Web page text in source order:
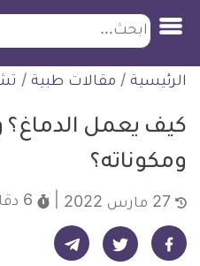
التخطي
للمحتوى
ابحث
الرئيسية / مقالات طبية /
كيف يعمل الدماغ؟
ومكوناته؟
6 دقائق
شارك على فيسبوك - ديلي ميديكال انفو شارك على تويتر - ديلي ميديكال انفو شارك على تيليجرام - ديلي ميديكال انفو